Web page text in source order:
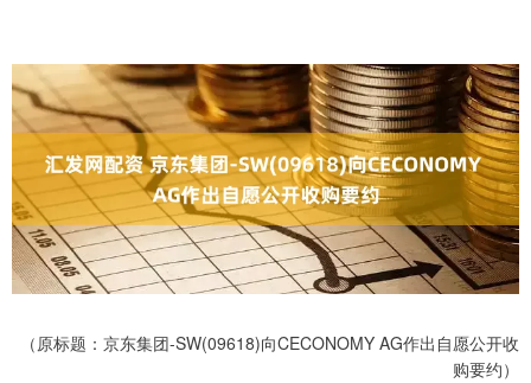
（原标题：京东集团-SW(09618)向CECONOMY AG作出自愿公开收
购要约）